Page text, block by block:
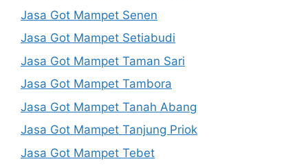
Jasa Got Mampet Senen
Jasa Got Mampet Setiabudi
Jasa Got Mampet Taman Sari
Jasa Got Mampet Tambora
Jasa Got Mampet Tanah Abang
Jasa Got Mampet Tanjung Priok
Jasa Got Mampet Tebet